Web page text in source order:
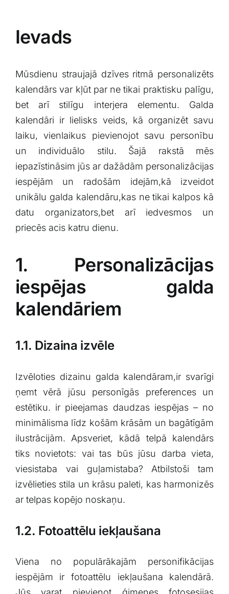
Ievads
Mūsdienu straujajā dzīves ritmā personalizēts
kalendārs var‍ kļūt par ⁤ne tikai ⁢praktisku palīgu,
bet ⁤arī stilīgu interjera ‌elementu. ‌Galda
kalendāri ir lielisks⁣ veids, kā organizēt savu
laiku, vienlaikus pievienojot savu personību
un individuālo stilu. Šajā rakstā mēs
iepazīstināsim jūs‌ ar dažādām personalizācijas
iespējām ⁤un ‌radošām⁣ idejām,kā izveidot
⁤unikālu ⁣galda kalendāru,kas ne tikai kalpos kā
datu organizators,bet arī iedvesmos un
priecēs acis katru dienu.
1.‌ Personalizācijas
iespējas galda
kalendāriem
1.1. Dizaina izvēle
Izvēloties dizainu galda kalendāram,ir svarīgi
ņemt vērā jūsu personīgās preferences un
estētiku. ir pieejamas daudzas​ iespējas – no
minimālisma līdz košām krāsām un bagātīgām
ilustrācijām. Apsveriet, ‍kādā telpā kalendārs
tiks novietots:‍ vai tas būs jūsu darba vieta,
viesistaba vai guļamistaba? Atbilstoši tam
izvēlieties stila un krāsu paleti, kas harmonizēs
ar ⁣telpas kopējo⁢ noskaņu.
1.2. Fotoattēlu iekļaušana
Viena no populārākajām personifikācijas
iespējām ir fotoattēlu ‍iekļaušana​ kalendārā.